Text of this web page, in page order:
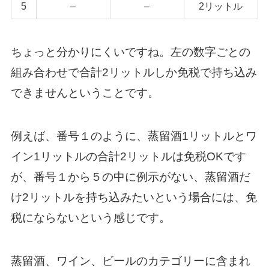
5 – – 2リットル
ちょっと分かりにくいですね。左の数字ごとの
組み合わせで合計2リットルしか免税で持ち込み
できませんということです。
例えば、番号１のように、蒸留酒1リットルとワ
イン1リットルの合計2リットルは免税OKです
が、番号１から５の中に例示がない、蒸留酒だ
け2リットルを持ち込みたいという場合には、免
税にならないという感じです。
蒸留酒、ワイン、ビールのカテゴリーに含まれ